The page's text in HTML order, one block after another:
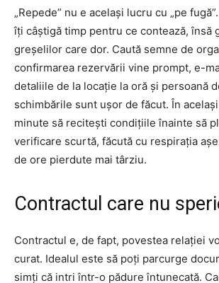
„Repede” nu e același lucru cu „pe
îți câștigă timp pentru ce contează, însă
greșelilor care dor. Caută semne de
confirmarea rezervării vine prompt, e-
detaliile de la locație la oră și persoană
schimbările sunt ușor de făcut. În
minute să recitești condițiile înainte să
verificare scurtă, făcută cu respirația
de ore pierdute mai târziu.
Contractul care nu
Contractul e, de fapt, povestea relației
curat. Idealul este să poți parcurge
simți că intri într-o pădure întunecată.